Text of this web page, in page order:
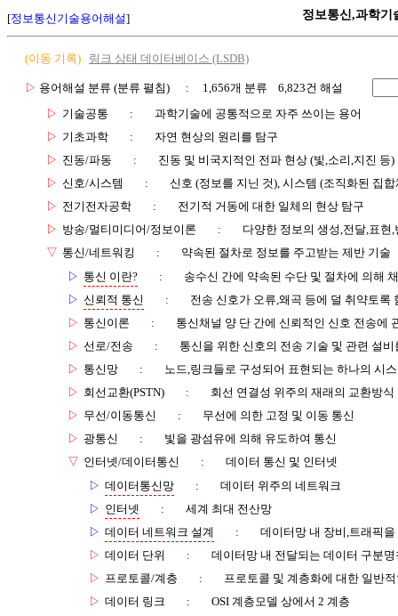
[정보통신기술용어해설] 정보통신,과학기
(이동 기록) 링크 상태 데이터베이스 (LSDB)
▷ 용어해설 분류 (분류 펼침)
: 1,656개 분류 6,823건 해설
▷ 기술공통 :
과학기술에 공통적으로 자주 쓰이는 용어
▷ 기초과학 :
자연 현상의 원리를 탐구
▷ 진동/파동 :
진동 및 비국지적인 전파 현상 (빛,소리,지진 등)
▷ 신호/시스템 :
신호 (정보를 지닌 것), 시스템 (조직화된 집합
▷ 전기전자공학 :
전기적 거동에 대한 일체의 현상 탐구
▷ 방송/멀티미디어/정보이론 :
다양한 정보의 생성,전달,표현
▽ 통신/네트워킹 :
약속된 절차로 정보를 주고받는 제반 기술
▷ 통신 이란? :
송수신 간에 약속된 수단 및 절차에 의해
▷ 신뢰적 통신 :
전송 신호가 오류,왜곡 등에 덜 취약토록
▷ 통신이론 :
통신채널 양 단 간에 신뢰적인 신호 전송에
▷ 선로/전송 :
통신을 위한 신호의 전송 기술 및 관련 설비
▷ 통신망 :
노드,링크들로 구성되어 표현되는 하나의 시
▷ 회선교환(PSTN) :
회선 연결성 위주의 재래의 교환방식
▷ 무선/이동통신 :
무선에 의한 고정 및 이동 통신
▷ 광통신 :
빛을 광섬유에 의해 유도하여 통신
▽ 인터넷/데이터통신 :
데이터 통신 및 인터넷
▷ 데이터통신망 :
데이터 위주의 네트워크
▷ 인터넷 :
세계 최대 전산망
▷ 데이터 네트워크 설계 :
데이터망 내 장비,트래픽
▷ 데이터 단위 :
데이터망 내 전달되는 데이터 구분명
▷ 프로토콜/계층 :
프로토콜 및 계층화에 대한 일반
▷ 데이터 링크 :
OSI 계층모델 상에서 2 계층